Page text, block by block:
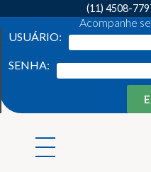
(11) 4508-
Acompanhe
USUÁRIO:
SENHA: